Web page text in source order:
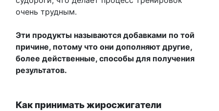
очень трудным.
Эти продукты называются добавками по той
причине, потому что они дополняют другие,
более действенные, способы для получения
результатов.
Как принимать жиросжигатели